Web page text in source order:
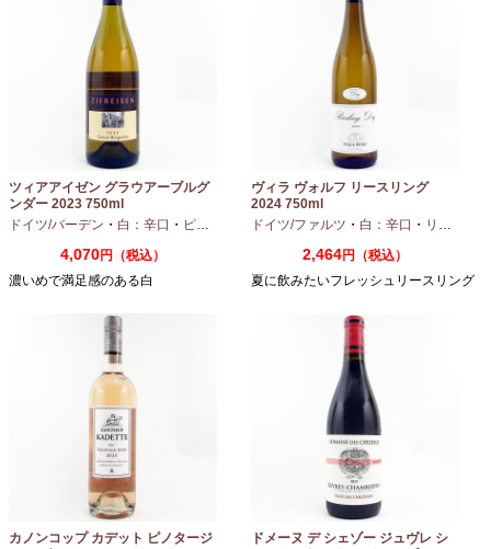
ツィアアイゼン グラウアーブルグ
ンダー 2023 750ml
ドイツ/バーデン ・ 白：辛口 ・ ピノグリ
4,070円（税込）
濃いめで満足感のある白
ヴィラ ヴォルフ リースリング
2024 750ml
ドイツ/ファルツ ・ 白：辛口 ・ リースリング
2,464円（税込）
夏に飲みたいフレッシュリースリング
カノンコップ カデット ピノタージ
ドメーヌ デ シェゾー ジュヴレ シ